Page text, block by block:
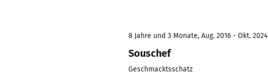
8 Jahre und 3 Monate, Aug. 2016 - Okt. 2024
Souschef
Geschmacktsschatz